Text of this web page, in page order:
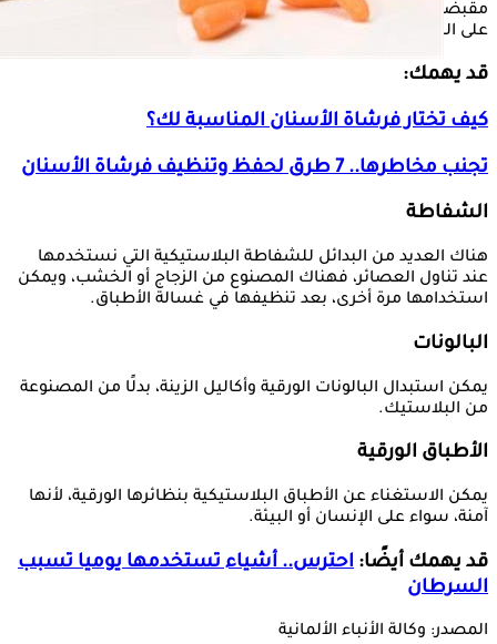
مقبضها من الخشب وشعيراتها من فحم الخيزران، أو الاعتماد
على السواك.
قد يهمك:
كيف تختار فرشاة الأسنان المناسبة لك؟
تجنب مخاطرها.. 7 طرق لحفظ وتنظيف فرشاة الأسنان
الشفاطة
هناك العديد من البدائل للشفاطة البلاستيكية التي نستخدمها
عند تناول العصائر، فهناك المصنوع من الزجاج أو الخشب، ويمكن
استخدامها مرة أخرى، بعد تنظيفها في غسالة الأطباق.
البالونات
يمكن استبدال البالونات الورقية وأكاليل الزينة، بدلًا من المصنوعة
من البلاستيك.
الأطباق الورقية
يمكن الاستغناء عن الأطباق البلاستيكية بنظائرها الورقية، لأنها
آمنة، سواء على الإنسان أو البيئة.
قد يهمك أيضًا: احترس.. أشياء تستخدمها يوميا تسبب
السرطان
المصدر: وكالة الأنباء الألمانية